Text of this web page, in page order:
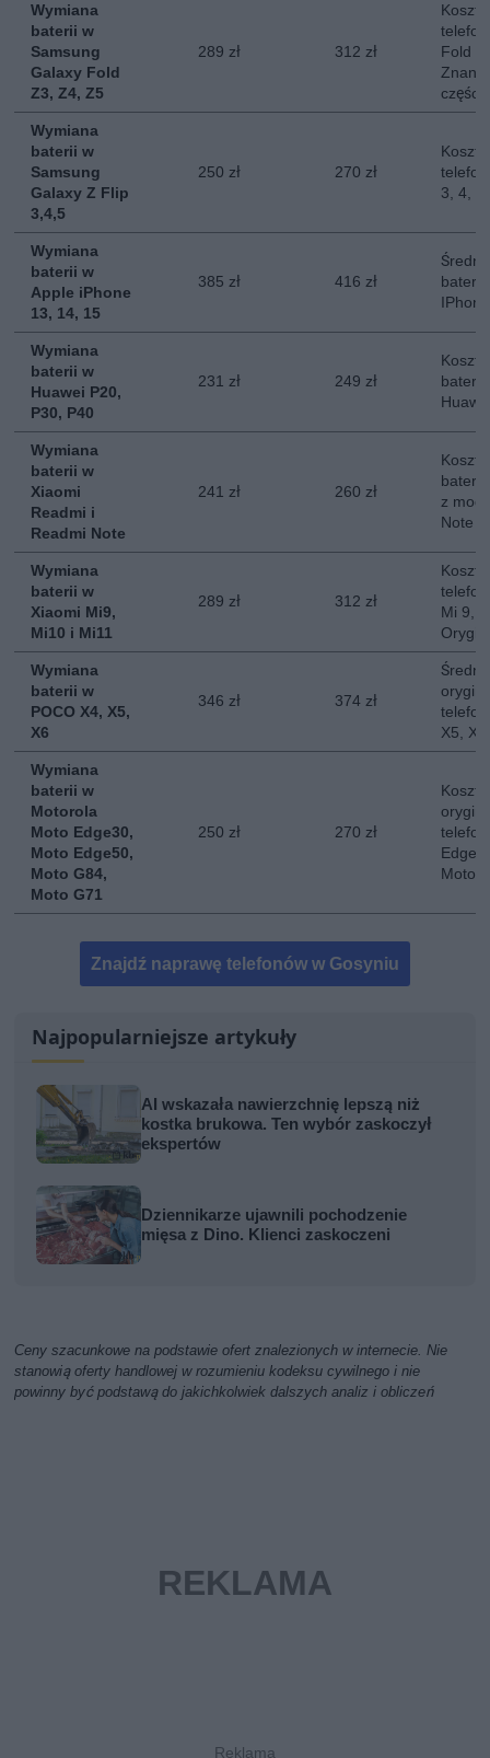
Wymiana
baterii w
Samsung
Galaxy Fold
Z3, Z4, Z5
289 zł 312 zł
Koszt
Fold
Znany
części.
Wymiana
baterii w
Samsung
Galaxy Z Flip
3,4,5
250 zł 270 zł
Koszt
3, 4,
Wymiana
baterii w
Apple iPhone
13, 14, 15
385 zł 416 zł
Średni
baterii
Wymiana
baterii w
Huawei P20,
P30, P40
231 zł 249 zł
Koszt
baterii
Wymiana
baterii w
Xiaomi
Readmi i
Readmi Note
241 zł 260 zł
Koszt
baterii
z
Note
Wymiana
baterii w
Xiaomi Mi9,
Mi10 i Mi11
289 zł 312 zł
Koszt
Mi 9,
Wymiana
baterii w
POCO X4, X5,
X6
346 zł 374 zł
Średni
X5, X6
Wymiana
baterii w
Motorola
Moto Edge30,
Moto Edge50,
Moto G84,
Moto G71
250 zł 270 zł
Koszt
Edge
Moto
Znajdź naprawę telefonów w Gosyniu
Najpopularniejsze artykuły
AI wskazała nawierzchnię lepszą niż
kostka brukowa. Ten wybór zaskoczył
ekspertów
Dziennikarze ujawnili pochodzenie
mięsa z Dino. Klienci zaskoczeni
Ceny szacunkowe na podstawie ofert znalezionych w internecie. Nie
stanowią oferty handlowej w rozumieniu kodeksu cywilnego i nie
powinny być podstawą do jakichkolwiek dalszych analiz i obliczeń